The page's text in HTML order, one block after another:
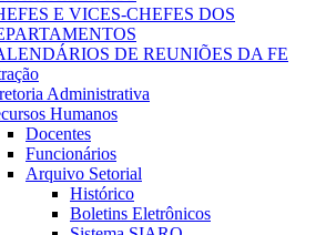
E VICES-CHEFES DOS
DE REUNIÕES DA FE
Administrativa
Humanos
Docentes
Funcionários
Arquivo Setorial
Histórico
Boletins Eletrônicos